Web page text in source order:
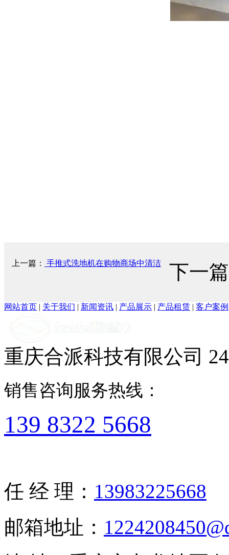
上一篇： 手推式洗地机在购物商场中清洁 下一
网站首页 | 关于我们 | 新闻资讯 | 产品展示 | 产品租赁 | 客户案例
重庆合派科技有限公司
销售咨询服务热线：
139 8322 5668
任 经 理： 13983225668
邮箱地址：